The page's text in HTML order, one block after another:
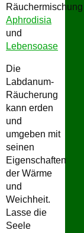
Räuchermischung
Aphrodisia
und
Lebensoase
Die
Labdanum-
Räucherung
kann erden
und
umgeben mit
seinen
Eigenschaften
der Wärme
und
Weichheit.
Lasse die
Seele